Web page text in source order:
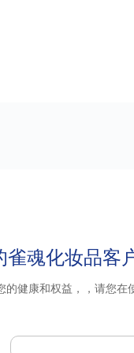
雀魂化妆品客
健康和权益，，请您在使